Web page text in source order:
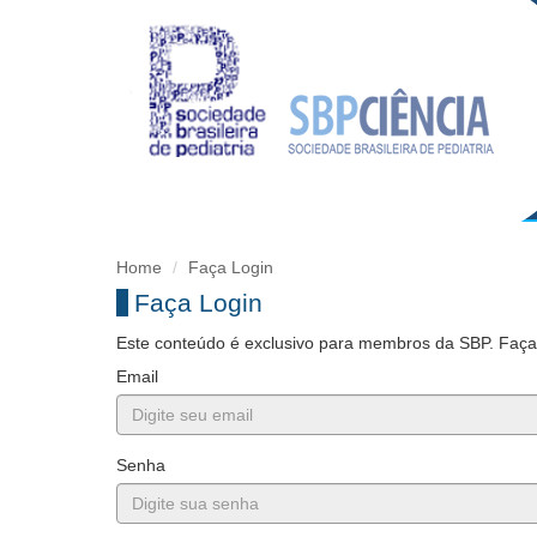
Home Faça Login
Faça Login
Este conteúdo é exclusivo para membros da SBP.
Email
Senha